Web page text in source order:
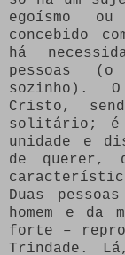
egoísmo
concebido
há
pessoas
sozinho).
Cristo,
solitário; é
unidade e
de querer,
Duas
homem e da
forte –
Trindade.